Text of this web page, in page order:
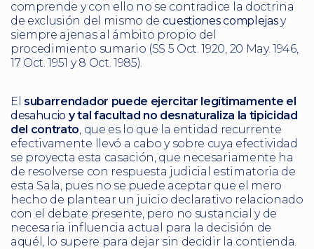
comprende y con ello no se contradice la doctrina
de exclusión del mismo de cuestionescomplejasy
siempre ajenas al ámbito propio del
procedimiento sumario (SS 5 Oct. 1920, 20 May. 1946,
17 Oct. 1951 y 8 Oct. 1985).
El subarrendador puede ejercitar legítimamente el
desahucio y tal facultad no desnaturaliza la tipicidad
del contrato, que es lo que la entidad recurrente
efectivamente llevó a cabo y sobre cuya efectividad
se proyecta esta casación, que necesariamente ha
de resolverse con respuesta judicial estimatoria de
esta Sala, pues no se puede aceptar que el mero
hecho de plantear un juicio declarativo relacionado
con el debate presente, pero no sustancial y de
necesaria influencia actual para la decisión de
aquél, lo supere para dejar sin decidir la contienda.